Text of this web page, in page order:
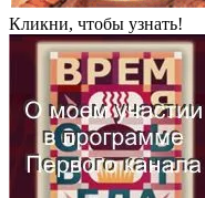
Кликни, чтобы узнать!